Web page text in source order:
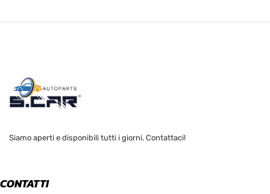
Siamo aperti e disponibili tutti i giorni. Contattaci!
CONTATTI